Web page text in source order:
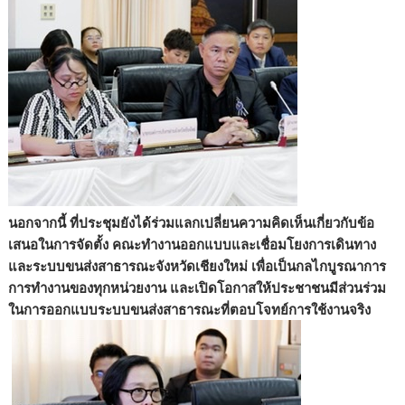
นอกจากนี้ ที่ประชุมยังได้ร่วมแลกเปลี่ยนความคิดเห็นเกี่ยวกับข้อ
เสนอในการจัดตั้ง คณะทำงานออกแบบและเชื่อมโยงการเดินทาง
และระบบขนส่งสาธารณะจังหวัดเชียงใหม่ เพื่อเป็นกลไกบูรณาการ
การทำงานของทุกหน่วยงาน และเปิดโอกาสให้ประชาชนมีส่วนร่วม
ในการออกแบบระบบขนส่งสาธารณะที่ตอบโจทย์การใช้งานจริง